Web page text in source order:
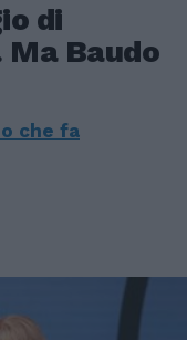
di
Baudo
che fa